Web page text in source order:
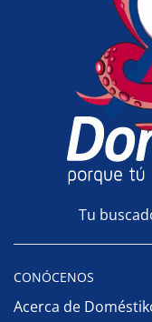
Tu
CONÓCENOS
Acerca de